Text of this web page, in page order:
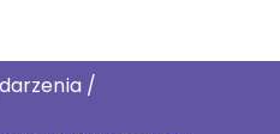
/